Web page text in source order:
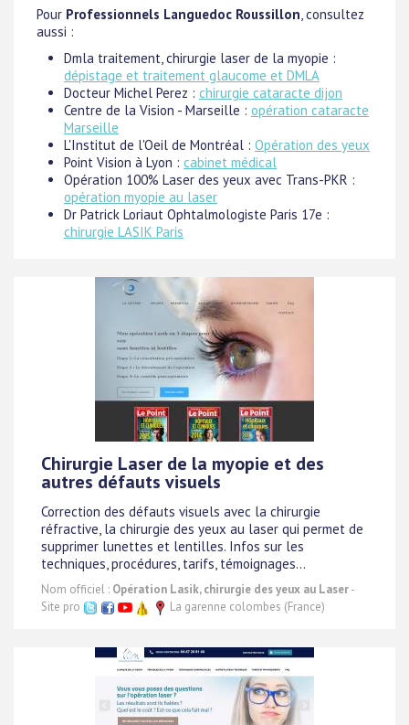
Pour Professionnels Languedoc Roussillon, consultez
aussi :
Dmla traitement, chirurgie laser de la myopie :
dépistage et traitement glaucome et DMLA
Docteur Michel Perez : chirurgie cataracte dijon
Centre de la Vision - Marseille : opération cataracte
Marseille
L'Institut de l'Oeil de Montréal : Opération des yeux
Point Vision à Lyon : cabinet médical
Opération 100% Laser des yeux avec Trans-PKR :
opération myopie au laser
Dr Patrick Loriaut Ophtalmologiste Paris 17e :
chirurgie LASIK Paris
Chirurgie Laser de la myopie et des
autres défauts visuels
Correction des défauts visuels avec la chirurgie
réfractive, la chirurgie des yeux au laser qui permet de
supprimer lunettes et lentilles. Infos sur les
techniques, procédures, tarifs, témoignages...
Nom officiel : Opération Lasik, chirurgie des yeux au Laser-
Site pro
La garenne colombes (France)